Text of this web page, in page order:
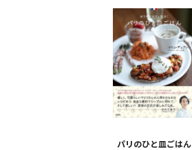
パリのひと皿ごはん